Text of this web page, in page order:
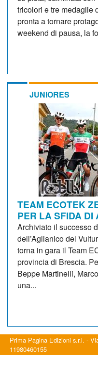
tricolori e tre medaglie
pronta a tornare
weekend di pausa, la
JUNIORES
TEAM ECOTEK
PER LA SFIDA DI
Archiviato il successo
dell’Aglianico del
torna in gara il Team
provincia di Brescia.
Beppe Martinelli,
una...
Prima Pagina Edizioni s.r.l. -
11980460155